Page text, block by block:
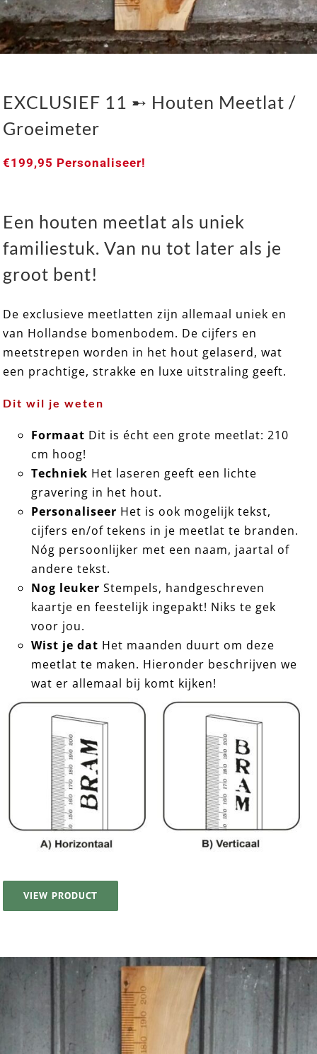
EXCLUSIEF 11 ➸ Houten Meetlat / Groeimeter
EXCLUSIEF 11 ➸ Houten Meetlat /
Groeimeter
€199,95 Personaliseer!
Een houten meetlat als uniek
familiestuk. Van nu tot later als je
groot bent!
De exclusieve meetlatten zijn allemaal uniek en
van Hollandse bomenbodem. De cijfers en
meetstrepen worden in het hout gelaserd, wat
een prachtige, strakke en luxe uitstraling geeft.
Dit wil je weten
Formaat Dit is écht een grote meetlat: 210
cm hoog!
Techniek Het laseren geeft een lichte
gravering in het hout.
Personaliseer Het is ook mogelijk tekst,
cijfers en/of tekens in je meetlat te branden.
Nóg persoonlijker met een naam, jaartal of
andere tekst.
Nog leuker Stempels, handgeschreven
kaartje en feestelijk ingepakt! Niks te gek
voor jou.
Wist je dat Het maanden duurt om deze
meetlat te maken. Hieronder beschrijven we
wat er allemaal bij komt kijken!
VIEW PRODUCT